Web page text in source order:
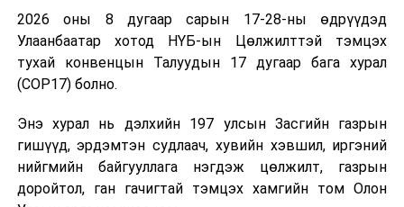
2026 оны 8 дугаар сарын 17-28-ны өдрүүдэд
Улаанбаатар хотод НҮБ-ын Цөлжилттэй тэмцэх
тухай конвенцын Талуудын 17 дугаар бага хурал
(COP17) болно.
Энэ хурал нь дэлхийн 197 улсын Засгийн газрын
гишүүд, эрдэмтэн судлаач, хувийн хэвшил, иргэний
нийгмийн байгууллага нэгдэж цөлжилт, газрын
доройтол, ган гачигтай тэмцэх хамгийн том Олон